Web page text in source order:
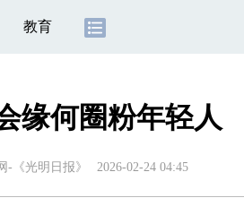
教育
缘何圈粉年轻人
-《光明日报》 2026-02-24 04:45